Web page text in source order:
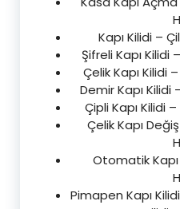
Kapı Kilidi –
Şifreli Kapı Kilidi
Çelik Kapı Kilidi
Demir Kapı Kilidi
Çipli Kapı Kilidi
Çelik Kapı
Otomatik Kapı
Pimapen Kapı